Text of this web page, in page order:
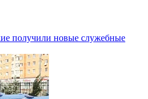
получили новые служебные